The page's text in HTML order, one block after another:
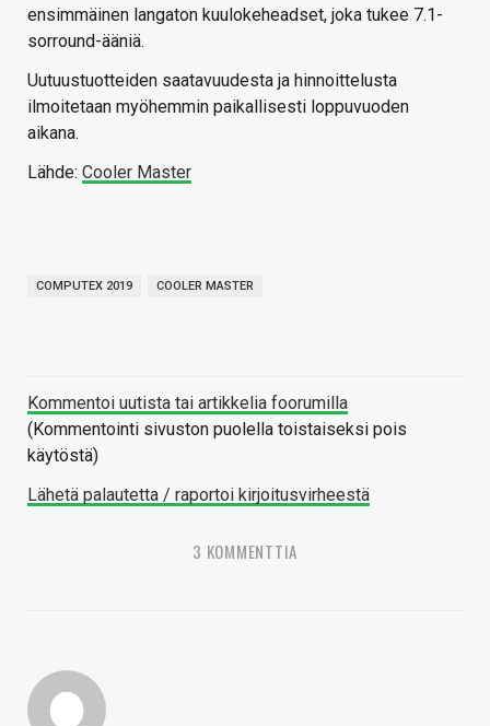
ensimmäinen langaton kuulokeheadset, joka tukee 7.1-
sorround-ääniä.
Uutuustuotteiden saatavuudesta ja hinnoittelusta
ilmoitetaan myöhemmin paikallisesti loppuvuoden
aikana.
Lähde: Cooler Master
COMPUTEX 2019 COOLER MASTER
Kommentoi uutista tai artikkelia foorumilla
(Kommentointi sivuston puolella toistaiseksi pois
käytöstä)
Lähetä palautetta / raportoi kirjoitusvirheestä
3 KOMMENTTIA